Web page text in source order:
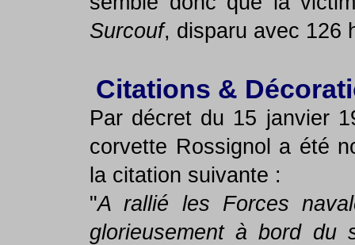
Surcouf, disparu avec 126
Citations &
Par décret du 15 janvier
corvette Rossignol a été
la citation suivante :
"A rallié les Forces
glorieusement à bord du